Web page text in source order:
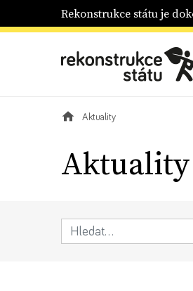
Rekonstrukce státu je
Aktuality
Aktuality